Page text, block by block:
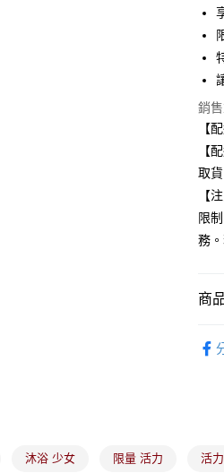
超
街
悠
全
大
1.
完
醒
運
銷
【
【
取
【
限
務
商
沐浴 少女 限量 活力 活